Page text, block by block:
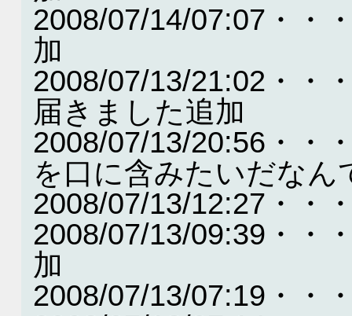
2008/07/14/07:07・・
加
2008/07/13/21:02・・
届きました追加
2008/07/13/20:56・・
を口に含みたいだな
2008/07/13/12:27・・
2008/07/13/09:39・・
加
2008/07/13/07:19・・